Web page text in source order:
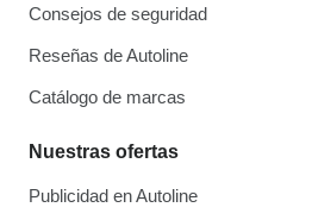
Consejos de seguridad
Reseñas de Autoline
Catálogo de marcas
Nuestras ofertas
Publicidad en Autoline